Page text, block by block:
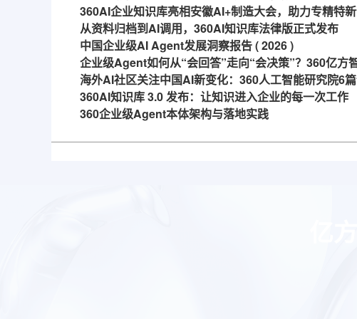
360AI企业知识库亮相安徽AI+制造大会，助力专精特
从资料归档到AI调用，360AI知识库法律版正式发布
中国企业级AI Agent发展洞察报告 ( 2026 )
企业级Agent如何从“会回答”走向“会决策”？360亿方
海外AI社区关注中国AI新变化：360人工智能研究院6
360AI知识库 3.0 发布：让知识进入企业的每一次工作
360企业级Agent本体架构与落地实践